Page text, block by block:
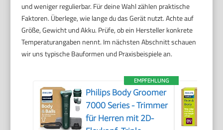
und weniger regulierbar. Für deine Wahl zählen praktische
Faktoren. Überlege, wie lange du das Gerät nutzt. Achte auf
Größe, Gewicht und Akku. Prüfe, ob ein Hersteller konkrete
Temperaturangaben nennt. Im nächsten Abschnitt schauen
wir uns typische Bauformen und Praxisbeispiele an.
EMPFEHLUNG
Philips Body Groomer
7000 Series - Trimmer
für Herren mit 2D-